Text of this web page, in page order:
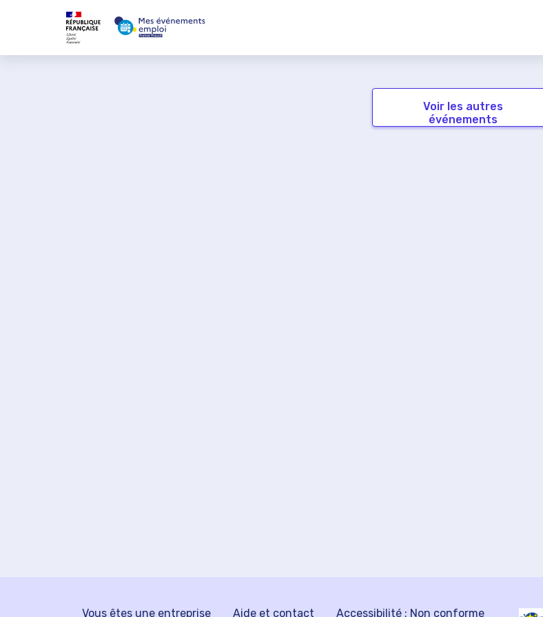
Voir les autres
événements
Vous êtes une entreprise Aide et contact Accessibilité : Non conforme